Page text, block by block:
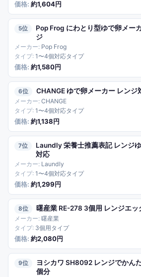
約1,604円
5
Pop Frog にわとり型ゆで卵メー
ジ
Pop Frog
1〜4個対応タイプ
約1,580円
6 CHANGE ゆで卵メーカー レンジ
CHANGE
1〜4個対応タイプ
約1,138円
7
Laundly 栄養士推薦表記 レンジ
対応
Laundly
1〜4個対応タイプ
約1,299円
8 曙産業 RE-278 3個用 レンジエッ
曙産業
3個用タイプ
約2,080円
9
ヨシカワ SH8092 レンジでかん
個分